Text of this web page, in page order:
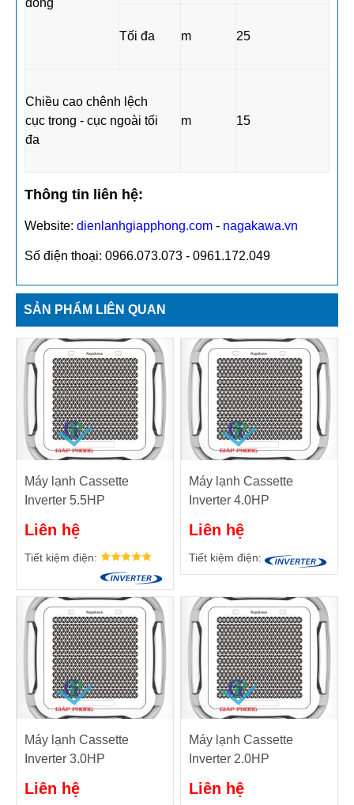
đồng
Tối đa m 25
Chiều cao chênh lệch
cục trong - cục ngoài tối
đa
m 15
Thông tin liên hệ:
Website: dienlanhgiapphong.com - nagakawa.vn
Số điện thoại: 0966.073.073 - 0961.172.049
SẢN PHẨM LIÊN QUAN
Máy lạnh Cassette
Inverter 5.5HP
C50R2U35
Liên hệ
Tiết kiệm điện:
Máy lạnh Cassette
Inverter 4.0HP
C36R2U35
Liên hệ
Tiết kiệm điện:
Máy lạnh Cassette
Inverter 3.0HP
C28R2U35
Liên hệ
Máy lạnh Cassette
Inverter 2.0HP
C18R2U35
Liên hệ